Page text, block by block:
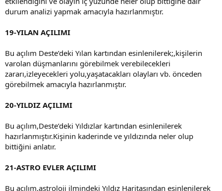
durum analizi yapmak amacıyla hazırlanmıştır.
19-YILAN AÇILIMI
Bu açılım Deste’deki Yılan kartından esinlenilerek;,kişilerin
varolan düşmanlarını görebilmek verebilecekleri
zararı,izleyecekleri yolu,yaşatacakları olayları vb. önceden
görebilmek amacıyla hazırlanmıştır.
20-YILDIZ AÇILIMI
Bu açılım,Deste’deki Yıldızlar kartından esinlenilerek
hazırlanmıştır.Kişinin kaderinde ve yıldızında neler olup
bittiğini anlatır.
21-ASTRO EVLER AÇILIMI
Bu açılım,astroloji ilmindeki Yıldız Haritasından esinlenilerek